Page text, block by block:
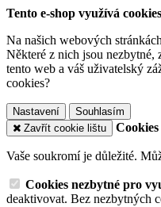
Tento e-shop využívá cookies
Na našich webových
Některé z nich jsou nezbytné,
tento web a váš uživatelský
cookies?
Nastavení
Souhlasím
Zavřít cookie lištu
Vaše soukromí je důležité.
Cookies nezbytné pro
deaktivovat. Bez nezbytných